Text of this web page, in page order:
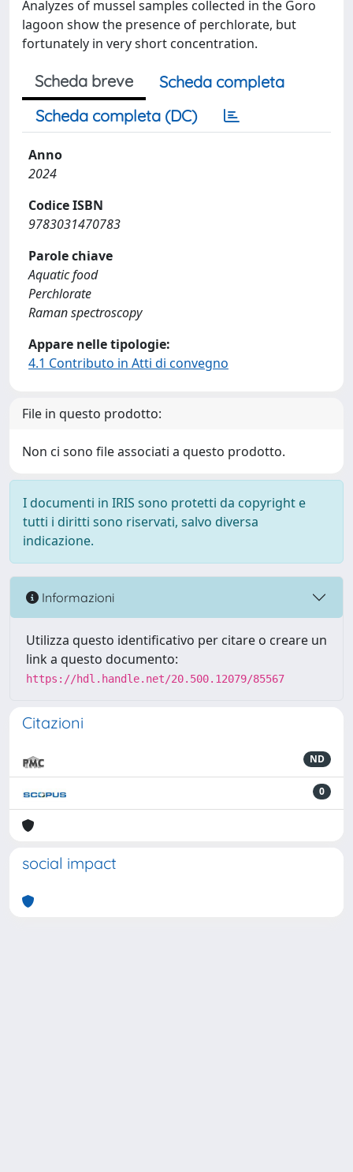
Analyzes of mussel samples collected in the Goro
lagoon show the presence of perchlorate, but
fortunately in very short concentration.
Scheda breve
Scheda completa
Scheda completa (DC)
Anno
2024
Codice ISBN
9783031470783
Parole chiave
Aquatic food
Perchlorate
Raman spectroscopy
Appare nelle tipologie:
4.1 Contributo in Atti di convegno
File in questo prodotto:
Non ci sono file associati a questo prodotto.
I documenti in IRIS sono protetti da copyright e
tutti i diritti sono riservati, salvo diversa
indicazione.
Informazioni
Utilizza questo identificativo per citare o creare un
link a questo documento:
https://hdl.handle.net/20.500.12079/85567
Citazioni
ND
0
social impact